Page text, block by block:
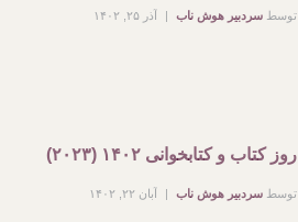
توسط سردبیر هوش ناب آذر ۲۵, ۱۴۰۲
روز کتاب و کتابخوانی ۱۴۰۲ (۲۰۲۳)
توسط سردبیر هوش ناب آبان ۲۲, ۱۴۰۲